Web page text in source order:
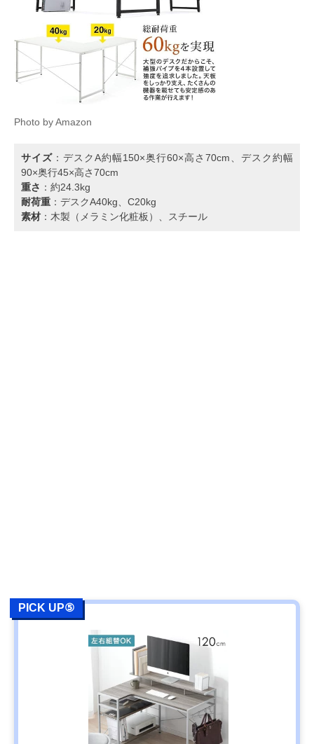
Photo by Amazon
サイズ ：デスクA約幅150×奥行60×高さ70cm、デスク約幅
90×奥行45×高さ70cm
重さ ：約24.3kg
耐荷重 ：デスクA40kg、C20kg
素材 ：木製（メラミン化粧板）、スチール
PICK UP⑤